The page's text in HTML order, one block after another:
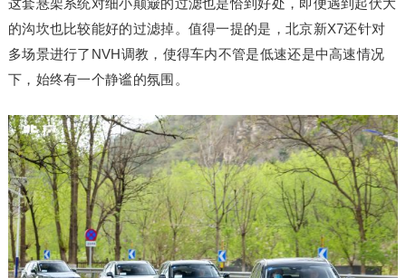
这套悬架系统对细小颠簸的过滤也是恰到好处，即便遇到起伏大
的沟坎也比较能好的过滤掉。值得一提的是，北京新X7还针对
多场景进行了NVH调教，使得车内不管是低速还是中高速情况
下，始终有一个静谧的氛围。